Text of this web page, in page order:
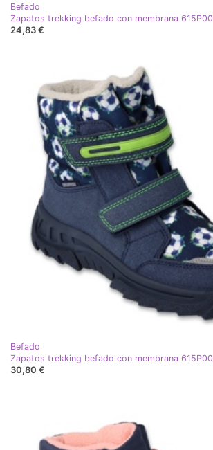
Befado
Zapatos trekking befado con membrana
24,83 €
Befado
Zapatos trekking befado con membrana
30,80 €